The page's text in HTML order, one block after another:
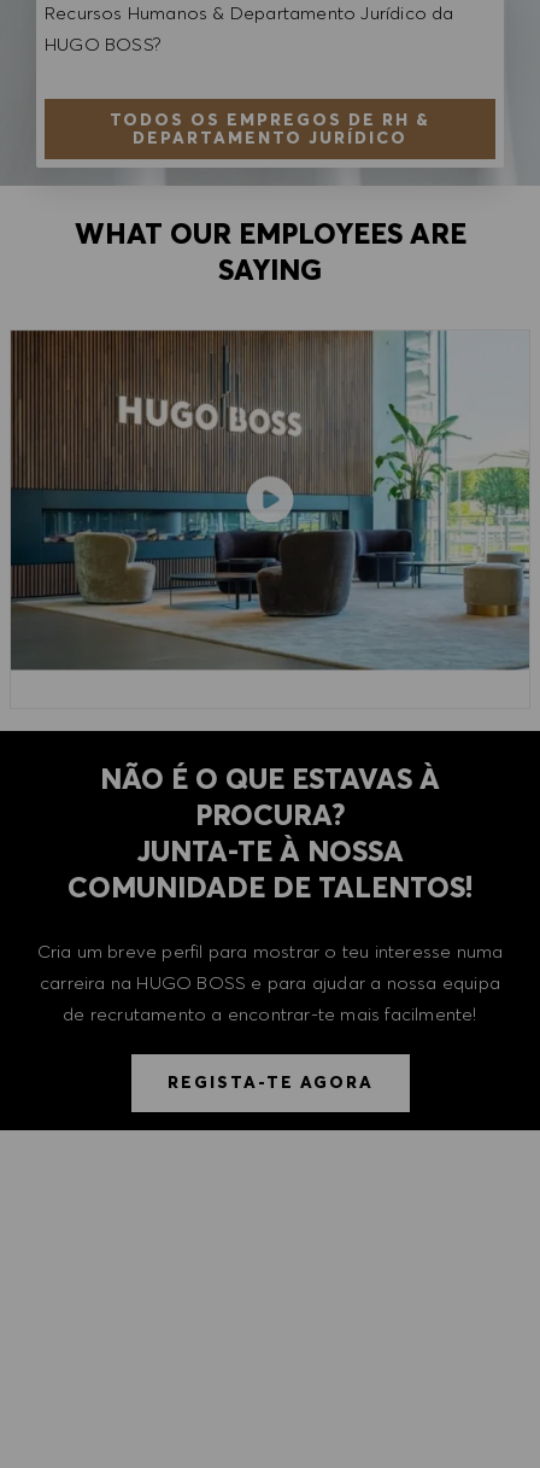
Recursos Humanos & Departamento Jurídico da
HUGO BOSS?
TODOS OS EMPREGOS DE RH &
DEPARTAMENTO JURÍDICO
WHAT OUR EMPLOYEES ARE
SAYING
NÃO É O QUE ESTAVAS À
PROCURA?
​​​​​​​JUNTA-TE À NOSSA
COMUNIDADE DE TALENTOS!
Cria um breve perfil para mostrar o teu interesse numa
carreira na HUGO BOSS e para ajudar a nossa equipa
de recrutamento a encontrar-te mais facilmente!
REGISTA-TE AGORA